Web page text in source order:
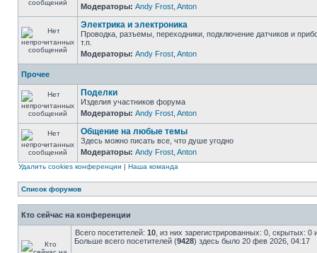
Модераторы: Andy Frost Anton
Электрика и электроника
Проводка, разъемы, переходники, подключение датчиков и
т.п.
Модераторы: Andy Frost Anton
Прочее
Поделки
Изделия участников форума
Модераторы: Andy Frost Anton
Общение на любые темы
Здесь можно писать все, что душе угодно
Модераторы: Andy Frost Anton
Удалить cookies конференции | Наша команда
Список форумов
Кто сейчас на конференции
Всего посетителей: 10 , из них зарегистрированных: 0, скрытых:
Больше всего посетителей (9428) здесь было 20 фев 2026, 04:17